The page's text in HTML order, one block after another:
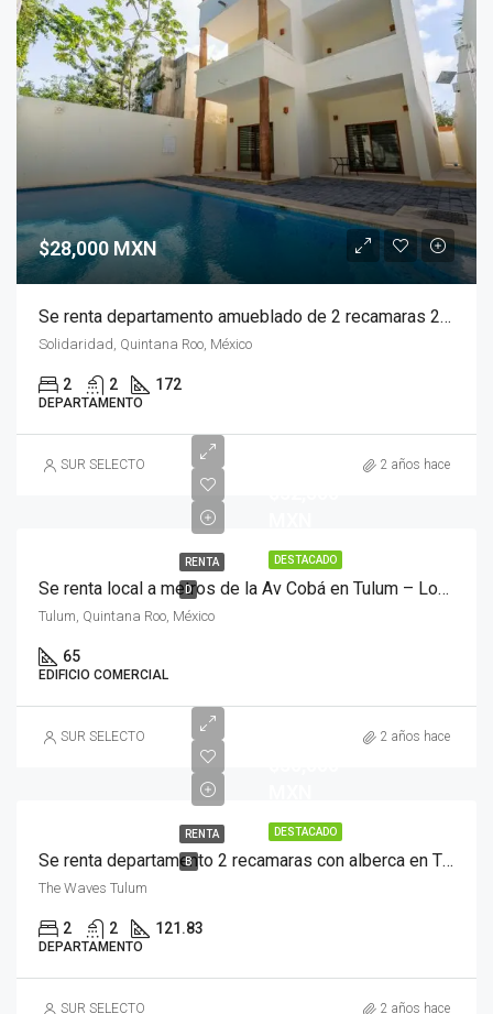
$28,000 MXN
Se renta departamento amueblado de 2 recamaras 2 baños 172 m2 en El Cielo, Playa del Carmen
Solidaridad, Quintana Roo, México
2 2 172
DEPARTAMENTO
SUR SELECTO 2 años hace
DESTACADO
RENTA
D Se renta local a metros de la Av Cobá en Tulum – Local 5
Tulum, Quintana Roo, México
65
EDIFICIO COMERCIAL
SUR SELECTO 2 años hace
DESTACADO
RENTA
B Se renta departamento 2 recamaras con alberca en The Waves, Tulum
The Waves Tulum
2 2 121.83
DEPARTAMENTO
SUR SELECTO 2 años hace